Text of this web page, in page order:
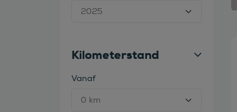
Kilometerstand
Vanaf